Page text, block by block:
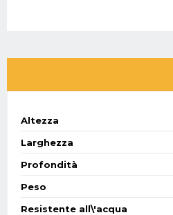
Altezza
Larghezza
Profondità
Peso
Resistente all\'acqua